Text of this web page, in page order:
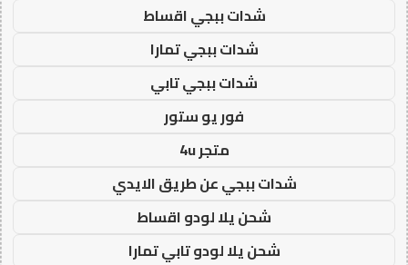
شدات ببجي اقساط
شدات ببجي تمارا
شدات ببجي تابي
فور يو ستور
متجر 4u
شدات ببجي عن طريق الايدي
شحن يلا لودو اقساط
شحن يلا لودو تابي تمارا